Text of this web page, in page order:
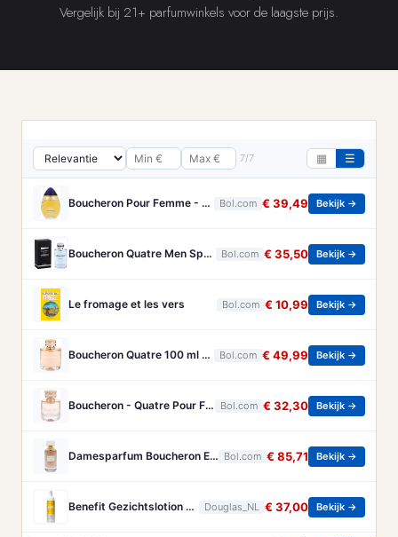
Vergelijk bij 21+ parfumwinkels voor de laagste prijs.
7/7 ▦ ☰
Boucheron Pour Femme - 100ml - Eau de toilette Bol.com € 39,49 Bekijk →
Boucheron Quatre Men Spray - 100 ml - Eau De Toilette Bol.com € 35,50 Bekijk →
Le fromage et les vers Bol.com € 10,99 Bekijk →
Boucheron Quatre 100 ml - Eau de Parfum - Damesparfum Bol.com € 49,99 Bekijk →
Boucheron - Quatre Pour Femme - Eau De Parfum - 50ML Bol.com € 32,30 Bekijk →
Damesparfum Boucheron EDP Rose D'Isparta 125 ml Bol.com € 85,71 Bekijk →
Benefit Gezichtslotion The POREfessional Gezichtstoner Unisex 133ml Douglas_NL € 37,00 Bekijk →